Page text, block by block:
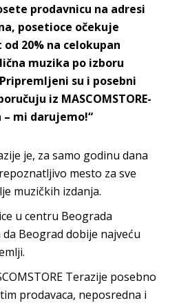
prodavnicu na adresi
posetioce očekuje
20% na celokupan
muzika po izboru
su i posebni
iz MASCOMSTORE-
– mi darujemo!“
je, za samo godinu dana
mesto za sve
muzičkih izdanja.
u centru Beograda
Beograd dobije najveću
Terazije posebno
prodavaca, neposredna i